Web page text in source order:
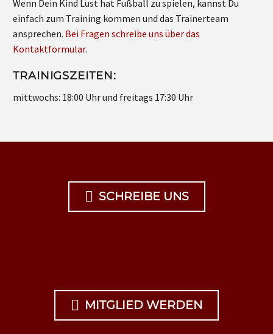
Wenn Dein Kind Lust hat Fußball zu spielen, kannst Du
einfach zum Training kommen und das Trainerteam
ansprechen. Bei Fragen schreibe uns über das
Kontaktformular.
TRAINIGSZEITEN:
mittwochs: 18:00 Uhr und freitags 17:30 Uhr
 SCHREIBE UNS
 MITGLIED WERDEN